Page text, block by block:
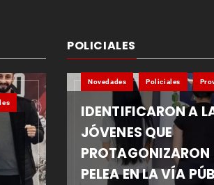
POLICIALES
Novedades Policiales
IDENTIFICARON A
JÓVENES QUE
PROTAGONIZARON
PELEA EN LA VÍA